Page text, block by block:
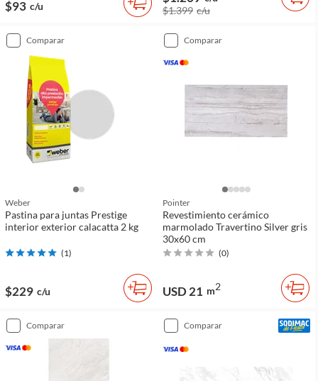
$93 c/u
$1.399 c/u
comparar
Weber
Pastina para juntas Prestige
interior exterior calacatta 2 kg
(1)
$229 c/u
comparar
Pointer
Revestimiento cerámico
marmolado Travertino Silver gris
30x60 cm
(0)
USD 21 m2
comparar comparar